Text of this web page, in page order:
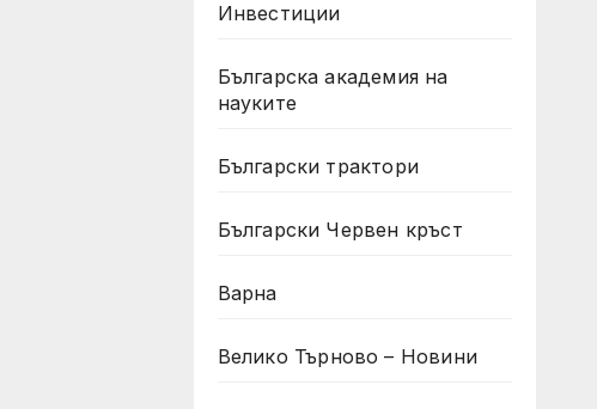
Инвестиции
Българска академия на
науките
Български трактори
Български Червен кръст
Варна
Велико Търново – Новини